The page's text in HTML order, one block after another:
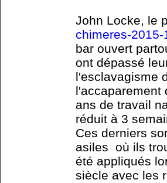
John Locke, le
chimeres-
bar ouvert
ont dépassé
l'esclavagisme
l'accaparement
ans de travail
réduit à 3
Ces derniers
asiles où ils
été appliqués
siècle avec les